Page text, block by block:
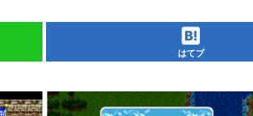
はてブ